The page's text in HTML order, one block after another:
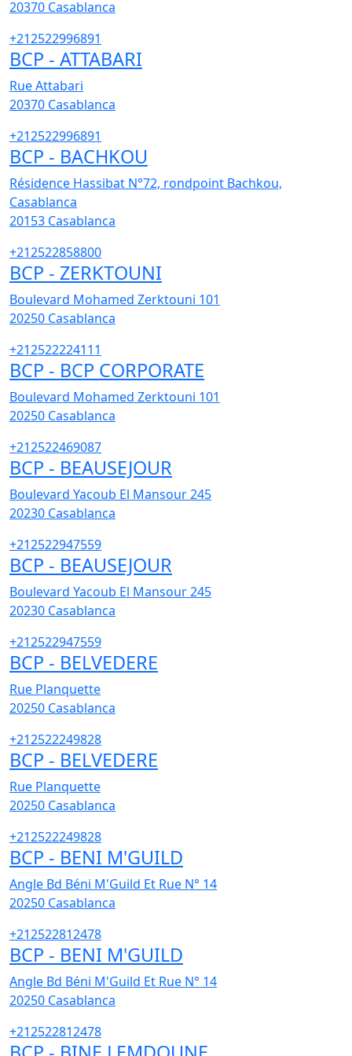
20370 Casablanca
+212522996891
BCP - ATTABARI
Rue Attabari
20370 Casablanca
+212522996891
BCP - BACHKOU
Résidence Hassibat N°72, rondpoint Bachkou,
Casablanca
20153 Casablanca
+212522858800
BCP - ZERKTOUNI
Boulevard Mohamed Zerktouni 101
20250 Casablanca
+212522224111
BCP - BCP CORPORATE
Boulevard Mohamed Zerktouni 101
20250 Casablanca
+212522469087
BCP - BEAUSEJOUR
Boulevard Yacoub El Mansour 245
20230 Casablanca
+212522947559
BCP - BEAUSEJOUR
Boulevard Yacoub El Mansour 245
20230 Casablanca
+212522947559
BCP - BELVEDERE
Rue Planquette
20250 Casablanca
+212522249828
BCP - BELVEDERE
Rue Planquette
20250 Casablanca
+212522249828
BCP - BENI M'GUILD
Angle Bd Béni M'Guild Et Rue N° 14
20250 Casablanca
+212522812478
BCP - BENI M'GUILD
Angle Bd Béni M'Guild Et Rue N° 14
20250 Casablanca
+212522812478